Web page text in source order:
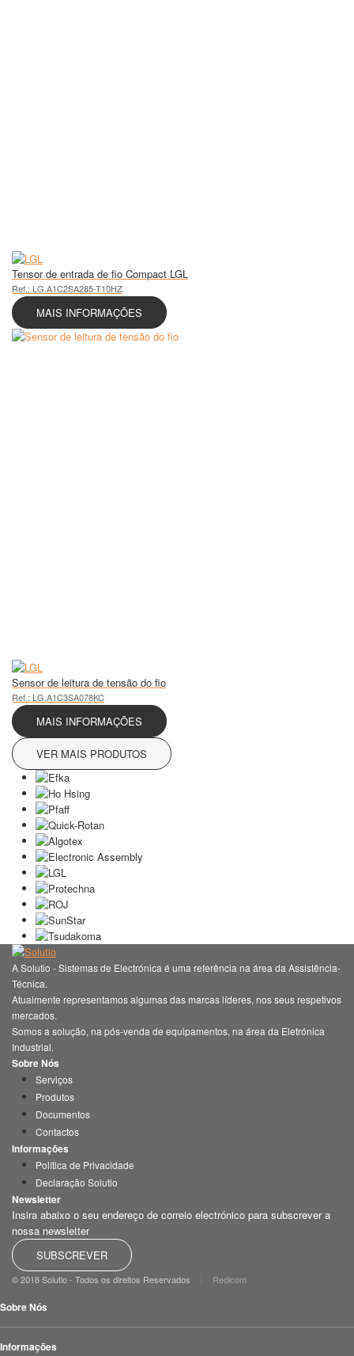
Tensor de entrada de fio Compact LGL
Ref.: LG.A1C2SA285-T10HZ
MAIS INFORMAÇÕES
Sensor de leitura de tensão do fio
Ref.: LG.A1C3SA078KC
MAIS INFORMAÇÕES
VER MAIS PRODUTOS
A Solutio - Sistemas de Electrónica é uma referência na área da Assistência-
Técnica.
Atualmente representamos algumas das marcas líderes, nos seus respetivos
mercados.
Somos a solução, na pós-venda de equipamentos, na área da Eletrónica
Industrial.
Sobre Nós
Serviços
Produtos
Documentos
Contactos
Informações
Política de Privacidade
Declaração Solutio
Newsletter
Insira abaixo o seu endereço de correio electrónico para subscrever a
nossa newsletter
SUBSCREVER
© 2018 Solutio - Todos os direitos Reservados Redicom
Sobre Nós
Informações